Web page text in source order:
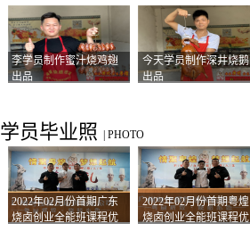
李学员制作蜜汁烧鸡翅
出品
今天学员制作深井烧鹅
出品
学员毕业照 PHOTO
2022年02月份首期广东
烧卤创业全能班课程优
2022年02月份首期粤煌
烧卤创业全能班课程优